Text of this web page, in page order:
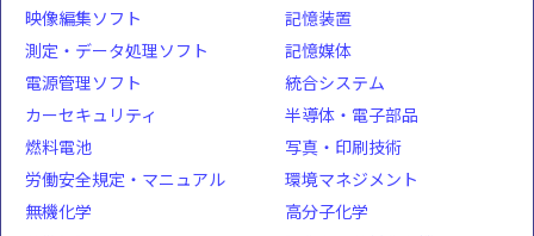
映像編集ソフト
測定・データ処理ソフト
電源管理ソフト
カーセキュリティ
燃料電池
労働安全規定・マニュアル
無機化学
記憶装置
記憶媒体
統合システム
半導体・電子部品
写真・印刷技術
環境マネジメント
高分子化学